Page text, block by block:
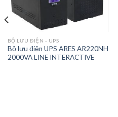
BỘ LƯU ĐIỆN - UPS
Bộ lưu điện UPS ARES AR220NH
2000VA LINE INTERACTIVE